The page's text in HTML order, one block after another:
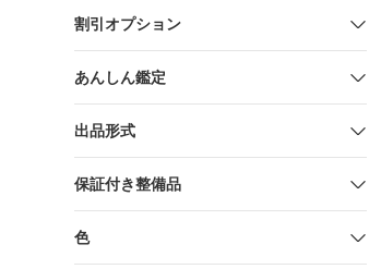
割引オプション
あんしん鑑定
出品形式
保証付き整備品
色